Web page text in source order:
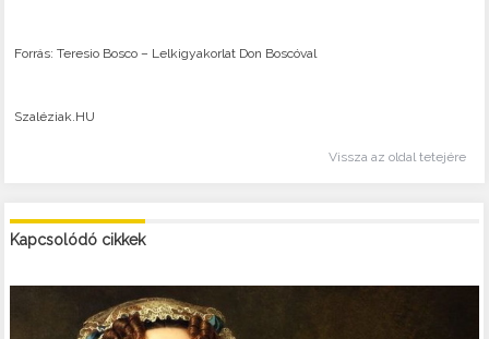
Forrás: Teresio Bosco – Lelkigyakorlat Don Boscóval
Szaléziak.HU
Vissza az oldal tetejére
Kapcsolódó cikkek